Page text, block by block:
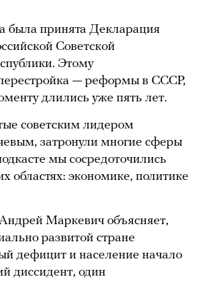
была принята Декларация
Советской
Этому
— реформы в СССР,
длились уже пять лет.
советским лидером
затронули многие сферы
мы сосредоточились
областях: экономике, политике
Маркевич объясняет,
развитой стране
дефицит и население начало
диссидент, один